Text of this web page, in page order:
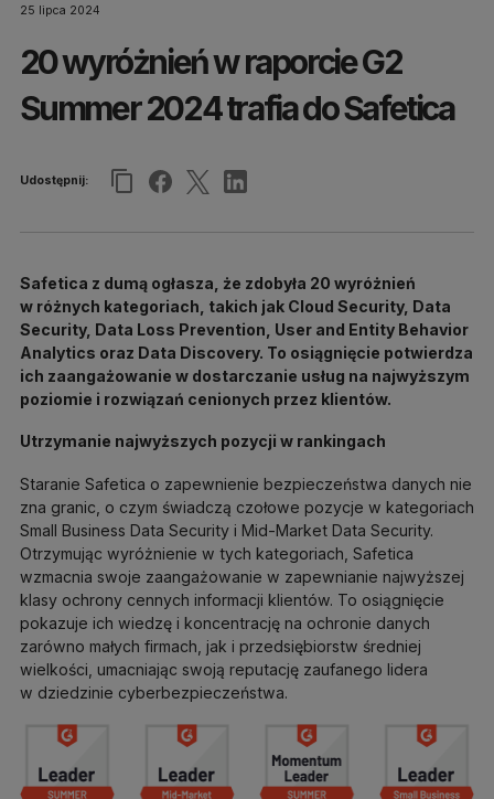
25 lipca 2024
20 wyróżnień w raporcie G2
Summer 2024 trafia do Safetica
Udostępnij:
Safetica z dumą ogłasza, że zdobyła 20 wyróżnień
w różnych kategoriach, takich jak Cloud Security, Data
Security, Data Loss Prevention, User and Entity Behavior
Analytics oraz Data Discovery. To osiągnięcie potwierdza
ich zaangażowanie w dostarczanie usług na najwyższym
poziomie i rozwiązań cenionych przez klientów.
Utrzymanie najwyższych pozycji w rankingach
Staranie Safetica o zapewnienie bezpieczeństwa danych nie
zna granic, o czym świadczą czołowe pozycje w kategoriach
Small Business Data Security i Mid-Market Data Security.
Otrzymując wyróżnienie w tych kategoriach, Safetica
wzmacnia swoje zaangażowanie w zapewnianie najwyższej
klasy ochrony cennych informacji klientów. To osiągnięcie
pokazuje ich wiedzę i koncentrację na ochronie danych
zarówno małych firmach, jak i przedsiębiorstw średniej
wielkości, umacniając swoją reputację zaufanego lidera
w dziedzinie cyberbezpieczeństwa.